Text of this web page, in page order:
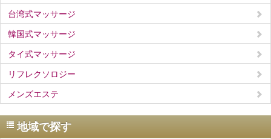
台湾式マッサージ
韓国式マッサージ
タイ式マッサージ
リフレクソロジー
メンズエステ
地域で探す